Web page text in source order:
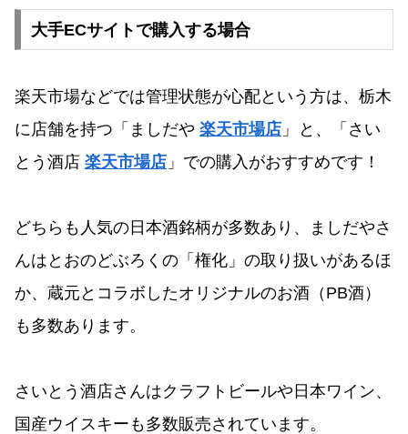
大手ECサイトで購入する場合
楽天市場などでは管理状態が心配という方は、栃木
に店舗を持つ「ましだや 楽天市場店 」
と、「さい
とう酒店 楽天市場店 」での購入がおすすめです！
どちらも人気の日本酒銘柄が多数あり、ましだやさ
んはとおのどぶろくの「権化」の取り扱いがあるほ
か、蔵元とコラボしたオリジナルのお酒（PB酒）
も多数あります。
さいとう酒店さんはクラフトビールや日本ワイン、
国産ウイスキーも多数販売されています。